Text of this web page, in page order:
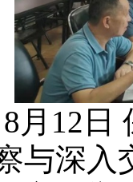
8月12日
深入